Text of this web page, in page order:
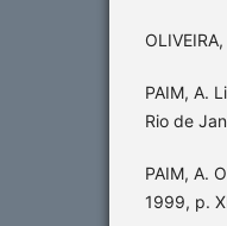
PAIM, A.
Rio de
PAIM, A.
1999, p.